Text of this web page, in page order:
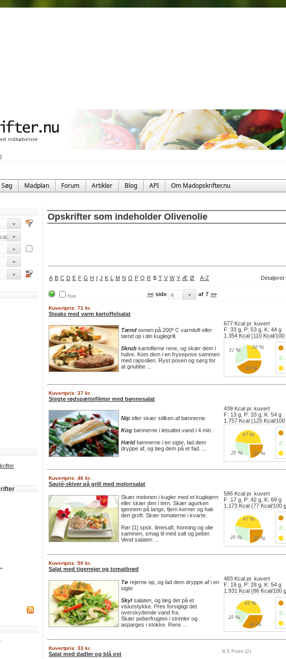
Søg Madplan Forum Artikler Blog API Om Madopskrifter.nu
Opskrifter som indeholder Olivenolie
A B C D E F G H I J K L M N O P Q R S T V W Y Æ Ø A-Z Detaljeret
Nye << side af 7 >>
Kuvertpris: 71 kr.
Steaks med varm kartoffelsalat
Tænd ovnen på 200º C varmluft eller
tænd op i din kuglegrill.
Skrub kartoflerne rene, og skær dem i
halve. Kom dem i en frysepose sammen
med rapsolien. Ryst posen og sørg for
at gnubbe ...
677 Kcal pr. kuvert
F: 33 g, P: 53 g, K: 44 g
1.354 Kcal (110 Kcal/100
Kuvertpris: 37 kr.
Stegte rødspættefileter med bønnesalat
Nip eller skær stilken af bønnerne.
Kog bønnerne i letsaltet vand i 4 min.
Hæld bønnerne i en sigte, lad dem
dryppe af, og læg dem på et fad. ...
439 Kcal pr. kuvert
F: 13 g, P: 33 g, K: 54 g
1.757 Kcal (125 Kcal/100
Kuvertpris: 46 kr.
Sauté-skiver på grill med melonsalat
Skær melonen i kugler med et kuglejern
eller skær den i tern. Skær agurken
igennem på langs, fjern kerner og hak
den groft. Skær tomaterne i kvarte.
Rør [1] spsk. limesaft, honning og olie
sammen, smag til med salt og peber.
Vend salaten ...
586 Kcal pr. kuvert
F: 17 g, P: 42 g, K: 69 g
1.173 Kcal (77 Kcal/100
Kuvertpris: 50 kr.
Salat med tigerrejer og tomatbrød
Tø rejerne op, og lad dem dryppe af i en
sigte.
Skylsalaten, og læg det på et
viskestykke. Pres forsigtigt det
overskydende vand fra.
Skær peberfrugten i strimler og
asparges i stokke. Rens ...
483 Kcal pr. kuvert
F: 19 g, P: 28 g, K: 54 g
1.931 Kcal (86 Kcal/100
Kuvertpris: 33 kr.
Salat med dadler og blå ost 8,5 Point (2)